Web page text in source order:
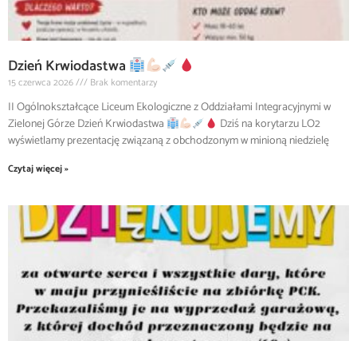
Dzień Krwiodastwa
15 czerwca 2026 Brak komentarzy
II Ogólnokształcące Liceum Ekologiczne z Oddziałami Integracyjnymi w
Zielonej Górze Dzień Krwiodastwa
Dziś na korytarzu LO2
wyświetlamy prezentację związaną z obchodzonym w minioną niedzielę
Czytaj więcej »